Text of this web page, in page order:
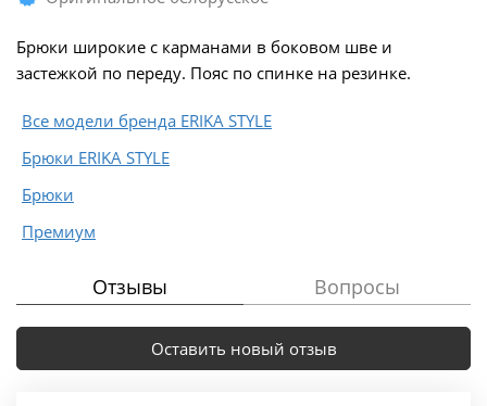
Брюки широкие с карманами в боковом шве и
застежкой по переду. Пояс по спинке на резинке.
Все модели бренда ERIKA STYLE
Брюки ERIKA STYLE
Брюки
Премиум
Отзывы Вопросы
Оставить новый отзыв